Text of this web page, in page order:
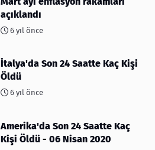
açıklandı
6 yıl önce
İtalya'da Son 24 Saatte Kaç Kişi
Öldü
6 yıl önce
Amerika'da Son 24 Saatte Kaç
Kişi Öldü - 06 Nisan 2020